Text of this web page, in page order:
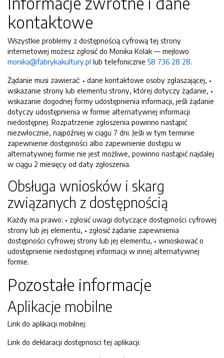
kontaktowe
Wszystkie problemy z dostępnością cyfrową tej strony
internetowej możesz zgłosić do Monika Kolak — mejlowo
monika@fabrykakultury.pl lub telefonicznie 58 736 28 28.
Żądanie musi zawierać: • dane kontaktowe osoby zgłaszającej, •
wskazanie strony lub elementu strony, której dotyczy żądanie, •
wskazanie dogodnej formy udostępnienia informacji, jeśli żądanie
dotyczy udostępnienia w formie alternatywnej informacji
niedostępnej. Rozpatrzenie zgłoszenia powinno nastąpić
niezwłocznie, najpóźniej w ciągu 7 dni. Jeśli w tym terminie
zapewnienie dostępności albo zapewnienie dostępu w
alternatywnej formie nie jest możliwe, powinno nastąpić najdalej
w ciągu 2 miesięcy od daty zgłoszenia.
Obsługa wniosków i skarg
związanych z dostępnością
Każdy ma prawo: • zgłosić uwagi dotyczące dostępności cyfrowej
strony lub jej elementu, • zgłosić żądanie zapewnienia
dostępności cyfrowej strony lub jej elementu, • wnioskować o
udostępnienie niedostępnej informacji w innej alternatywnej
formie.
Pozostałe informacje
Aplikacje mobilne
Link do aplikacji mobilnej:
Link do deklaracji dostępnosci tej aplikacji: